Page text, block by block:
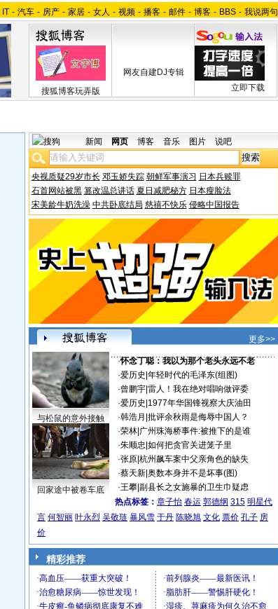
IT - 汽车 - 房产 - 家居 - 女人 - 视频 - 播客 - 邮件 - 博客 - BBS - 我说两句
搜狐博客玩弄版
网友自建DJ专辑
立即下载
新闻 网页 博客 音乐 图片 说吧
央视质疑29岁市长 邓玉娇失踪 朝鲜军事演习 日本兵赎罪
石首网站被黑 篡改温总讲话 夏日减肥秘方 日本瘦脸法
宋美龄牛奶洗澡 中共卧底结局 慈禧不快乐 侵略中国报告
更多>>
与松鼠的意外接触
回家途中被卷车底
·怀念丁聪：我以为那个老头永远不老
·爱历史 年轻时代的毛泽东(组图)
·曾鹏宇| 雷人！我在绝对唱响做评委
·爱历史 1977年华国锋视察大庆油田
·韩浩月 批评余秋雨是侮辱中国人？
·荣林| 广州珠海桥事件:被推下的是谁
·朱顺忠 如何把贪官关进笼子里
·张原| 杭州飙车案中父亲角色的缺失
·蔡天新| 奥数本身并不是坏事(图)
·王攀| 副县长之女施暴的卫生巾疑虑
热点标签： 章子怡 春运 郭德纲 315 明星代
言 何智丽 叶永烈 吴敬琏 暴风雪 于丹 陈晓旭 文化 票价 孔子 房
价
精彩推荐